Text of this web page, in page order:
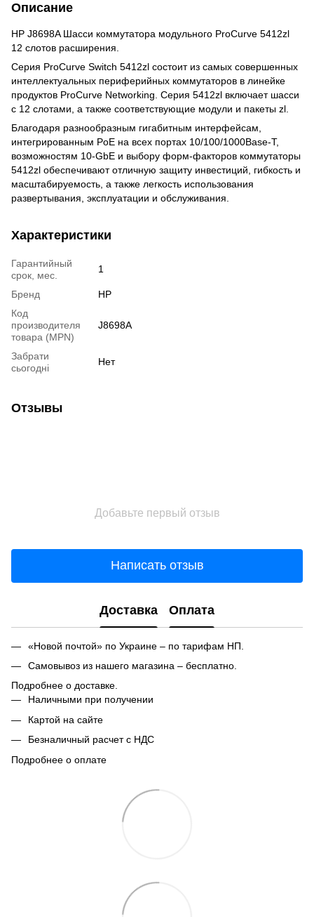
Описание
HP J8698A Шасси коммутатора модульного ProCurve 5412zl
12 слотов расширения.
Серия ProCurve Switch 5412zl состоит из самых совершенных
интеллектуальных периферийных коммутаторов в линейке
продуктов ProCurve Networking. Серия 5412zl включает шасси
с 12 слотами, а также соответствующие модули и пакеты zl.
Благодаря разнообразным гигабитным интерфейсам,
интегрированным PoE на всех портах 10/100/1000Base-T,
возможностям 10-GbE и выбору форм-факторов коммутаторы
5412zl обеспечивают отличную защиту инвестиций, гибкость и
масштабируемость, а также легкость использования
развертывания, эксплуатации и обслуживания.
Характеристики
Гарантийный
срок, мес.
1
Бренд
HP
Код
производителя
товара (MPN)
J8698A
Забрати
сьогодні
Нет
Отзывы
Добавьте первый отзыв
Написать отзыв
Доставка Оплата
«Новой почтой» по Украине – по тарифам НП.
Самовывоз из нашего магазина – бесплатно.
Подробнее о доставке.
Наличными при получении
Картой на сайте
Безналичный расчет с НДС
Подробнее о оплате